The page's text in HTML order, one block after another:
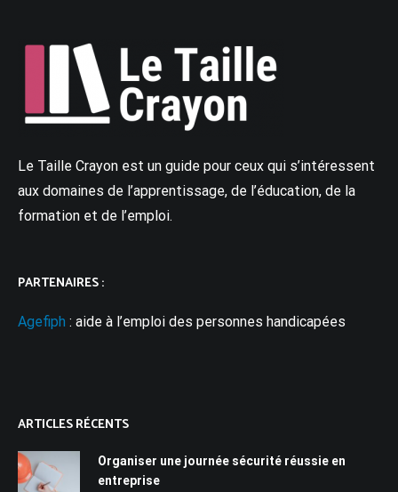
Le Taille Crayon est un guide pour ceux qui s’intéressent
aux domaines de l’apprentissage, de l’éducation, de la
formation et de l’emploi.
PARTENAIRES :
Agefiph : aide à l’emploi des personnes handicapées
ARTICLES RÉCENTS
Organiser une journée sécurité réussie en
entreprise